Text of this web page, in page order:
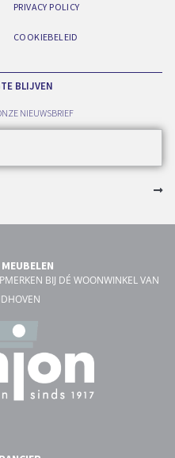
PRIVACY POLICY
COOKIEBELEID
BLIJVEN
NIEUWSBRIEF
BIJ DÉ WOONWINKEL VAN